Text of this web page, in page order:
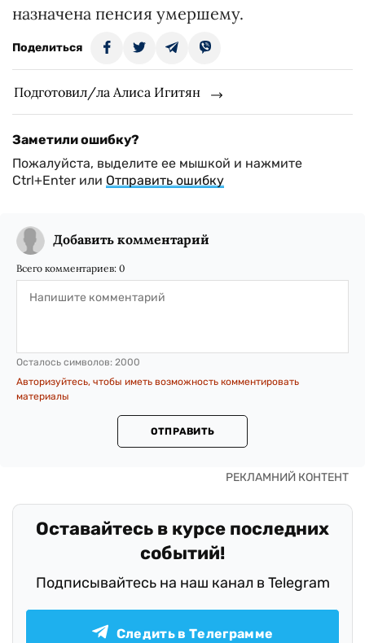
назначена пенсия умершему.
Поделиться
Подготовил/ла Алиса Игитян
Заметили ошибку?
Пожалуйста, выделите ее мышкой и нажмите
Ctrl+Enter или Отправить ошибку
Добавить комментарий
Всего комментариев: 0
Осталось символов: 2000
Авторизуйтесь, чтобы иметь возможность комментировать
материалы
ОТПРАВИТЬ
Оставайтесь в курсе последних
событий!
Подписывайтесь на наш канал в Telegram
Следить в Телеграмме